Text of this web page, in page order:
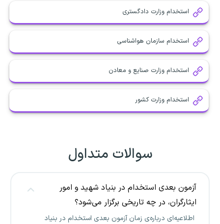
استخدام وزارت دادگستری
استخدام سازمان هواشناسی
استخدام وزارت صنایع و معادن
استخدام وزارت کشور
سوالات متداول
آزمون بعدی استخدام در بنیاد شهید و امور
ایثارگران، در چه تاریخی برگزار می‌شود؟
اطلاعیه‌ای درباره‌ی زمان آزمون بعدی استخدام در بنیاد